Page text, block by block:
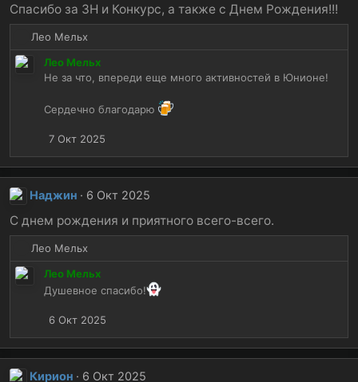
и
и
:
Спасибо за ЗН и Конкурс, а также с Днем Рождения!!!
Р
Лео Мельх
Лео Мельх
Не за что, впереди еще много активностей в Юнионе!
Сердечно благодарю
7 Окт 2025
Наджин 6 Окт 2025
С днем рождения и приятного всего-всего.
Р
и
Лео Мельх
Лео Мельх
Душевное спасибо!
6 Окт 2025
Кирион 6 Окт 2025